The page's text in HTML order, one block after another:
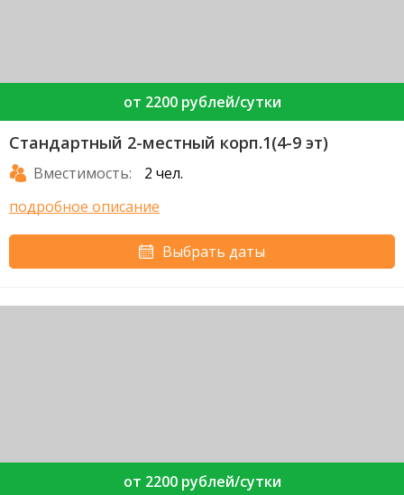
от 2200 рублей/сутки
Стандартный 2-местный корп.1(4-9 эт)
Вместимость:
2 чел.
подробное описание
Выбрать даты
от 2200 рублей/сутки